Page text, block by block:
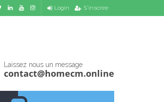
Login S'inscrire
Laissez nous un message
contact@homecm.online